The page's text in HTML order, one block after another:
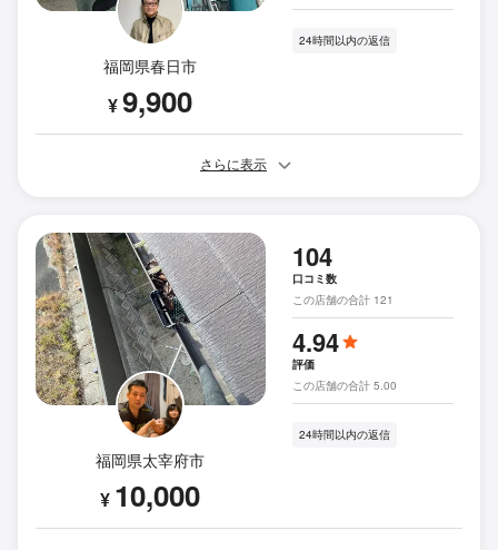
福岡県春日市
¥9,900
24時間以内の返信
さらに表示
福岡県太宰府市
¥ 10,000
104
口コミ数
この店舗の合計 121
4.94
評価
この店舗の合計 5.00
24時間以内の返信